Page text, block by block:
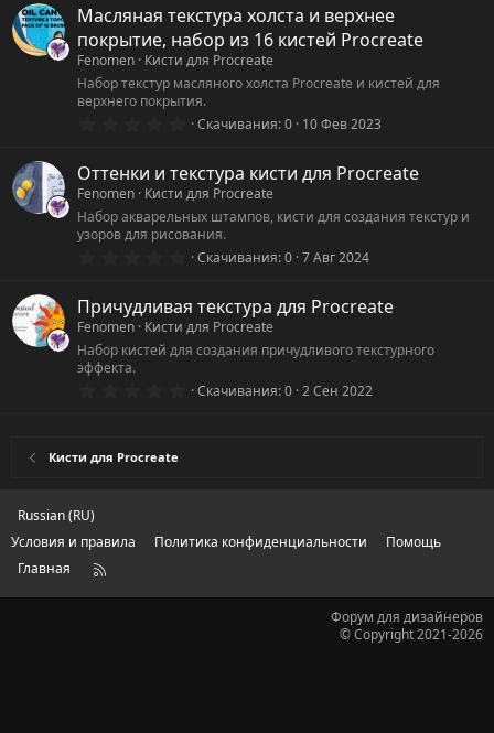
0
з
в
ё
з
д
Масляная текстура холста и верхнее
покрытие, набор из 16 кистей Procreate
Fenomen Кисти для Procreate
Набор текстур масляного холста Procreate и кистей для
верхнего покрытия.
0
0
з
в
ё
з
Скачивания 0 10 Фев 2023
Оттенки и текстура кисти для Procreate
Fenomen Кисти для Procreate
Набор акварельных штампов, кисти для создания текстур и
узоров для рисования.
0
0
з
в
ё
Скачивания 0 7 Авг 2024
Причудливая текстура для Procreate
Fenomen Кисти для Procreate
Набор кистей для создания причудливого текстурного
эффекта.
0Скачивания 0 2 Сен 2022
Кисти для Procreate
Russian (RU)
Условия и правила
Политика конфиденциальности
Помощь
Главная
R
Форум для дизайнеров
© Copyright 2021-2026